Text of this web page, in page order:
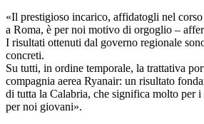
«Il prestigioso incarico, affidatogli nel
a Roma, è per noi motivo di orgoglio –
I risultati ottenuti dal governo regionale
concreti.
Su tutti, in ordine temporale, la trattativa
compagnia aerea Ryanair: un risultato
di tutta la Calabria, che significa molto per i
per noi giovani».